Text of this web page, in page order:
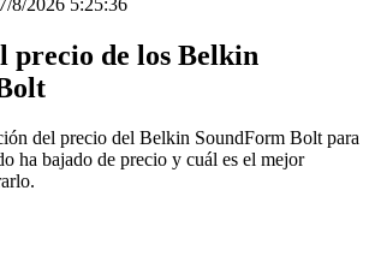
precio de los Belkin
del precio del Belkin SoundForm Bolt para
ha bajado de precio y cuál es el mejor